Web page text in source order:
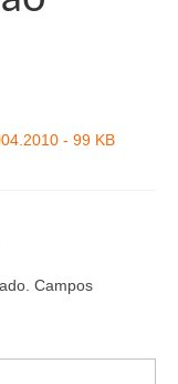
Contas
- 99 KB
Campos